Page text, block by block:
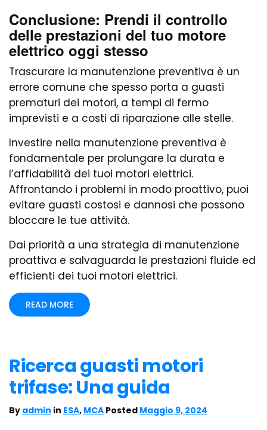
Conclusione: Prendi il controllo
delle prestazioni del tuo motore
elettrico oggi stesso
Trascurare la manutenzione preventiva è un
errore comune che spesso porta a guasti
prematuri dei motori, a tempi di fermo
imprevisti e a costi di riparazione alle stelle.
Investire nella manutenzione preventiva è
fondamentale per prolungare la durata e
l’affidabilità dei tuoi motori elettrici.
Affrontando i problemi in modo proattivo, puoi
evitare guasti costosi e dannosi che possono
bloccare le tue attività.
Dai priorità a una strategia di manutenzione
proattiva e salvaguarda le prestazioni fluide ed
efficienti dei tuoi motori elettrici.
READ MORE
Ricerca guasti motori
trifase: Una guida
By admin in ESA, MCA Posted Maggio 9, 2024